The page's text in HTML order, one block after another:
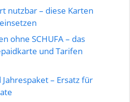
nutzbar – diese Karten
ohne SCHUFA – das
und Tarifen
– Ersatz für